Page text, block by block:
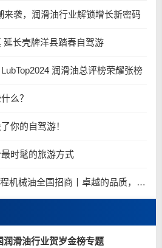
来袭，润滑油行业解锁增长新密码​
长壳牌洋县踏春自驾游
润滑油总评榜荣耀张榜
么？
你的自驾游！
时髦的旅游方式
10、玉柴马石油-龙护工程机械油全国招商丨卓越的品质，专业的品牌！
润滑油行业贺岁金榜专题